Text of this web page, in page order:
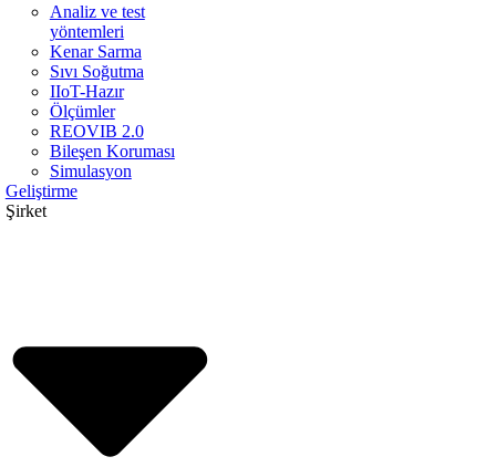
Analiz ve test
yöntemleri
Kenar Sarma
Sıvı Soğutma
IIoT-Hazır
Ölçümler
REOVIB 2.0
Bileşen Koruması
Simulasyon
Geliştirme
Şirket